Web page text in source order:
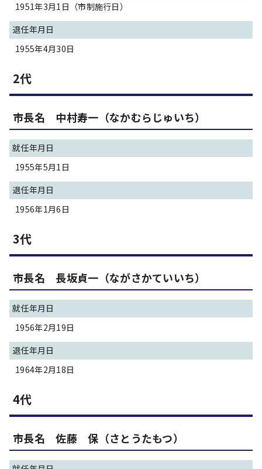
1951年3月1日（市制施行日）
退任年月日
1955年4月30日
2代
市長名 中村寿一（なかむらじゅいち）
就任年月日
1955年5月1日
退任年月日
1956年1月6日
3代
市長名 長坂貞一（ながさかていいち）
就任年月日
1956年2月19日
退任年月日
1964年2月18日
4代
市長名 佐藤 保（さとうたもつ）